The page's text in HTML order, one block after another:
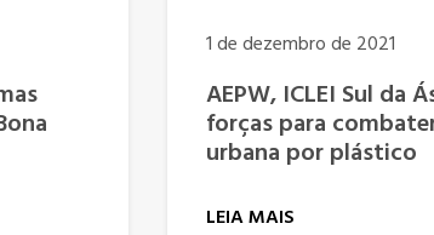
1 de dezembro de 2021
AEPW, ICLEI Sul da
forças para
urbana por plástico
LEIA MAIS